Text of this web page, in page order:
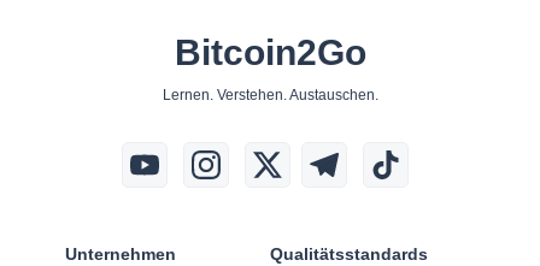
Bitcoin2Go
Lernen. Verstehen. Austauschen.
Unternehmen Qualitätsstandards